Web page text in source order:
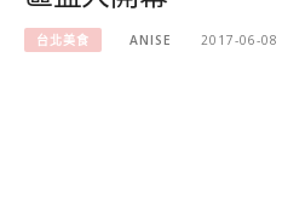
台北美食 ANISE 2017-06-08